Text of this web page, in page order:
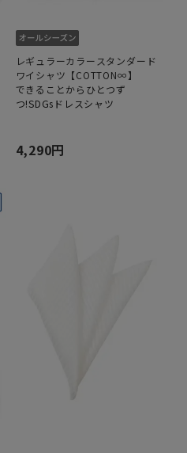
レギュラーカラースタンダード
ワイシャツ【COTTON∞】
できることからひとつず
つ!SDGsドレスシャツ
4,290円